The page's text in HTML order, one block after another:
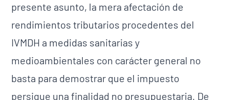
presente asunto, la mera afectación de
rendimientos tributarios procedentes del
IVMDH a medidas sanitarias y
medioambientales con carácter general no
basta para demostrar que el impuesto
persigue una finalidad no presupuestaria. De